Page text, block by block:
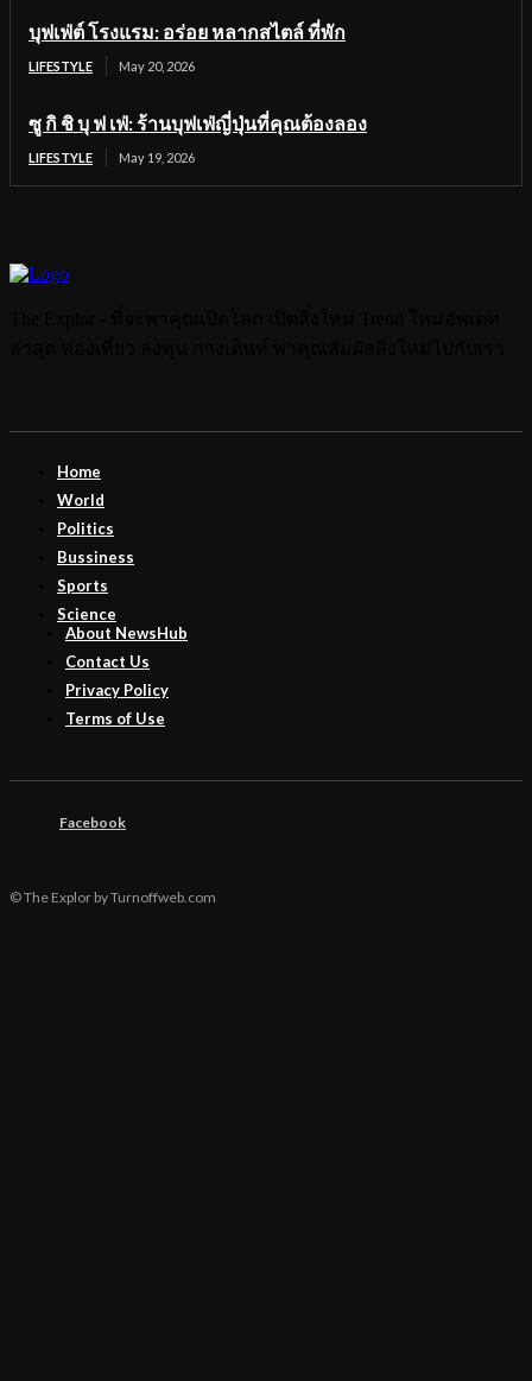
บุฟเฟ่ต์ โรงแรม: อร่อย หลากสไตล์ ที่พัก
LIFESTYLE May 20, 2026
ซู กิ ชิ บุ ฟ เฟ่: ร้านบุฟเฟ่ญี่ปุ่นที่คุณต้องลอง
LIFESTYLE May 19, 2026
Home
World
Politics
Bussiness
Sports
Science
About NewsHub
Contact Us
Privacy Policy
Terms of Use
Facebook
© The Explor by Turnoffweb.com